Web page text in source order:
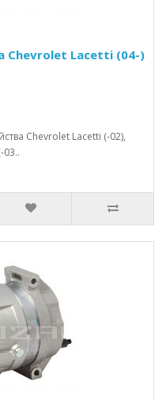
Chevrolet Lacetti (04-)
Chevrolet Lacetti (-02),
03..